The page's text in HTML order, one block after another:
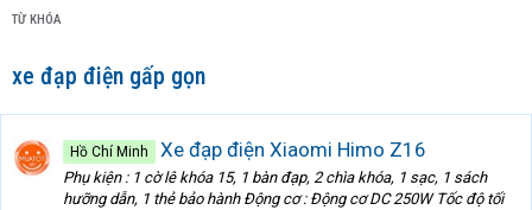
TỪ KHÓA
xe đạp điện gấp gọn
Hồ Chí Minh Xe đạp điện Xiaomi Himo Z16
Phụ kiện : 1 cờ lê khóa 15, 1 bàn đạp, 2 chìa khóa, 1 sạc, 1 sách
hưỡng dẫn, 1 thẻ bảo hành Động cơ : Động cơ DC 250W Tốc độ tối